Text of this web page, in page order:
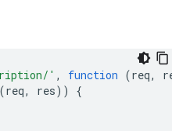
' , function (req,
(req, res))
{